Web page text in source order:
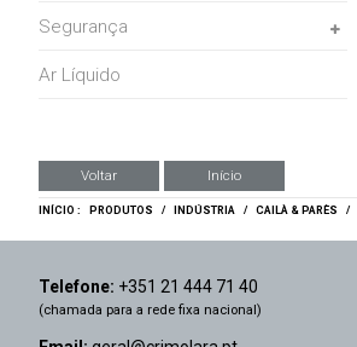
Segurança
Ar Líquido
Voltar Início
INÍCIO : PRODUTOS / INDÚSTRIA / CAILÀ & PARÈS /
Telefone: +351 21 444 71 40
(chamada para a rede fixa nacional)